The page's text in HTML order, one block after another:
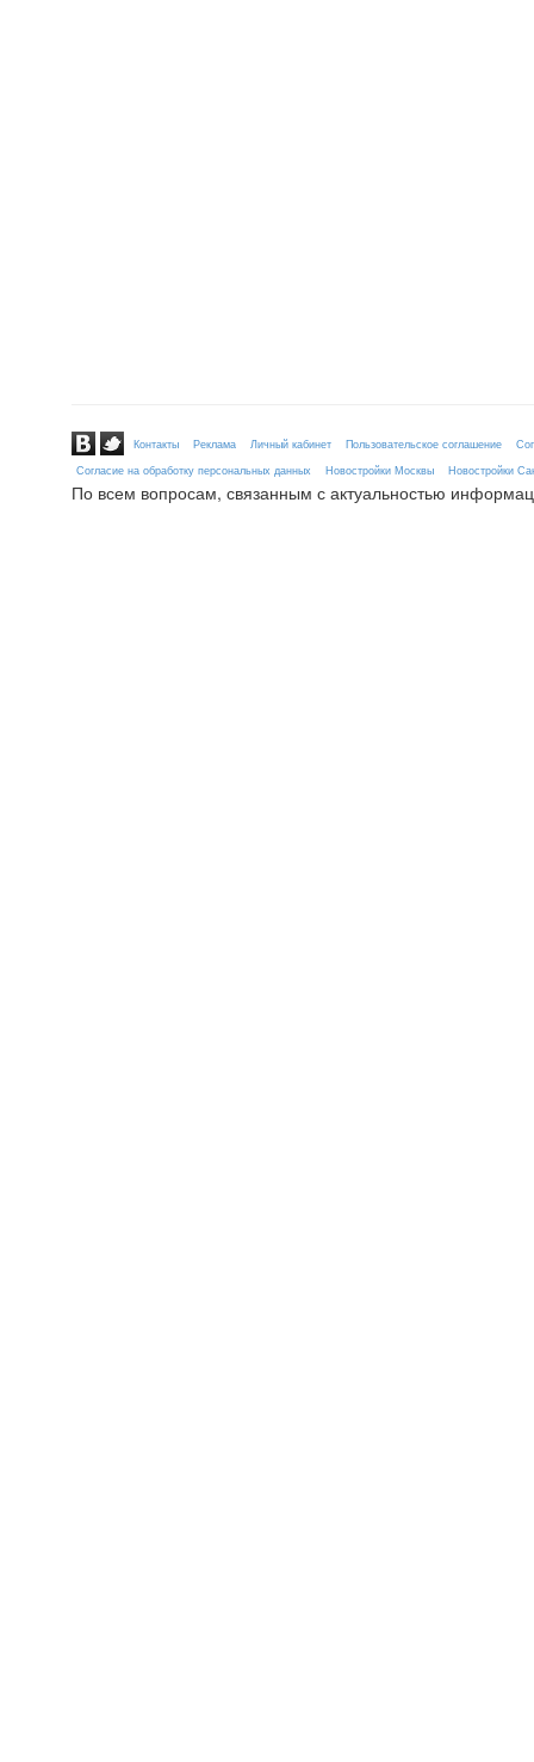
Контакты Реклама Личный кабинет Пользовательское соглашение
Согласие на обработку персональных данных
Новостройки Москвы Новостройки
По всем вопросам, связанным с актуальностью